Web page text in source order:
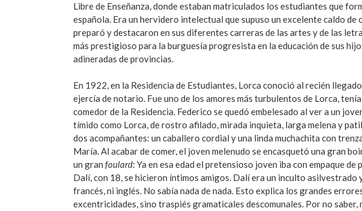
Libre de Enseñanza, donde estaban matriculados los estudiantes que
española. Era un hervidero intelectual que supuso un excelente caldo
preparó y destacaron en sus diferentes carreras de las artes y de las
más prestigioso para la burguesía progresista en la educación de sus
adineradas de provincias.
En 1922, en la Residencia de Estudiantes, Lorca conoció al recién
ejercía de notario. Fue uno de los amores más turbulentos de Lorca,
comedor de la Residencia. Federico se quedó embelesado al ver a un
tímido como Lorca, de rostro afilado, mirada inquieta, larga melena y
dos acompañantes: un caballero cordial y una linda muchachita con
María. Al acabar de comer, el joven melenudo se encasquetó una gran
un gran foulard: Ya en esa edad el pretensioso joven iba con empaque
Dalí, con 18, se hicieron íntimos amigos. Dalí era un inculto asilvestrado
francés, ni inglés. No sabía nada de nada. Esto explica los grandes
excentricidades, sino traspiés gramaticales descomunales. Por no